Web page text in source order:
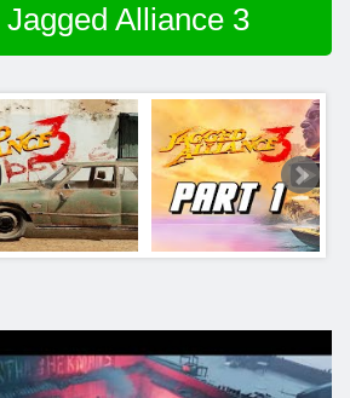
שחק ב Jagged Alliance 3